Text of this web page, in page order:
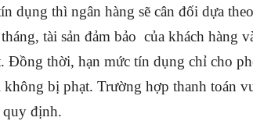
dụng thì ngân hàng sẽ cân đối dựa
tài sản đảm bảo của khách hàng
Đồng thời, hạn mức tín dụng chỉ cho
bị phạt. Trường hợp thanh toán
quy định.